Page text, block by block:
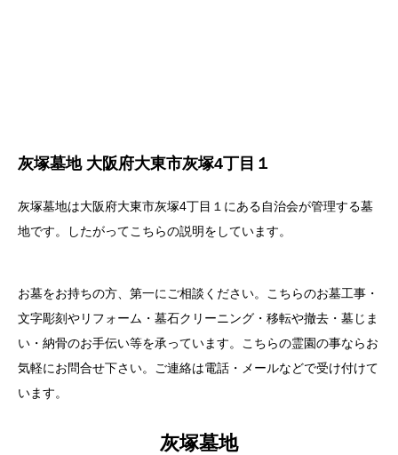
灰塚墓地 大阪府大東市灰塚4丁目１
灰塚墓地は大阪府大東市灰塚4丁目１にある自治会が管理する墓
地です。したがってこちらの説明をしています。
お墓をお持ちの方、第一にご相談ください。こちらのお墓工事・
文字彫刻やリフォーム・墓石クリーニング・移転や撤去・墓じま
い・納骨のお手伝い等を承っています。こちらの霊園の事ならお
気軽にお問合せ下さい。ご連絡は電話・メールなどで受け付けて
います。
灰塚墓地